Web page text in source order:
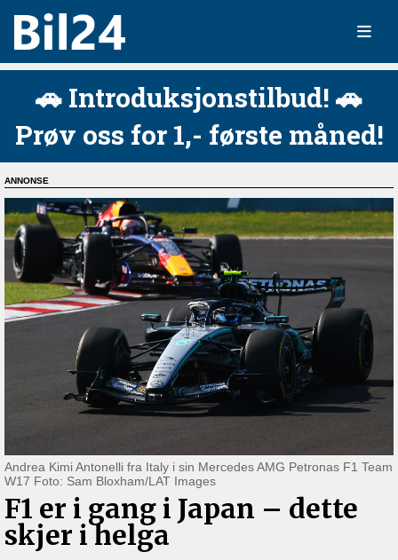
🚗 Introduksjonstilbud! 🚗
Prøv oss for 1,- første måned!
Andrea Kimi Antonelli fra Italy i sin Mercedes AMG Petronas F1 Team
W17 Foto: Sam Bloxham/LAT Images
F1 er i gang i Japan –⁠ dette
skjer i helga